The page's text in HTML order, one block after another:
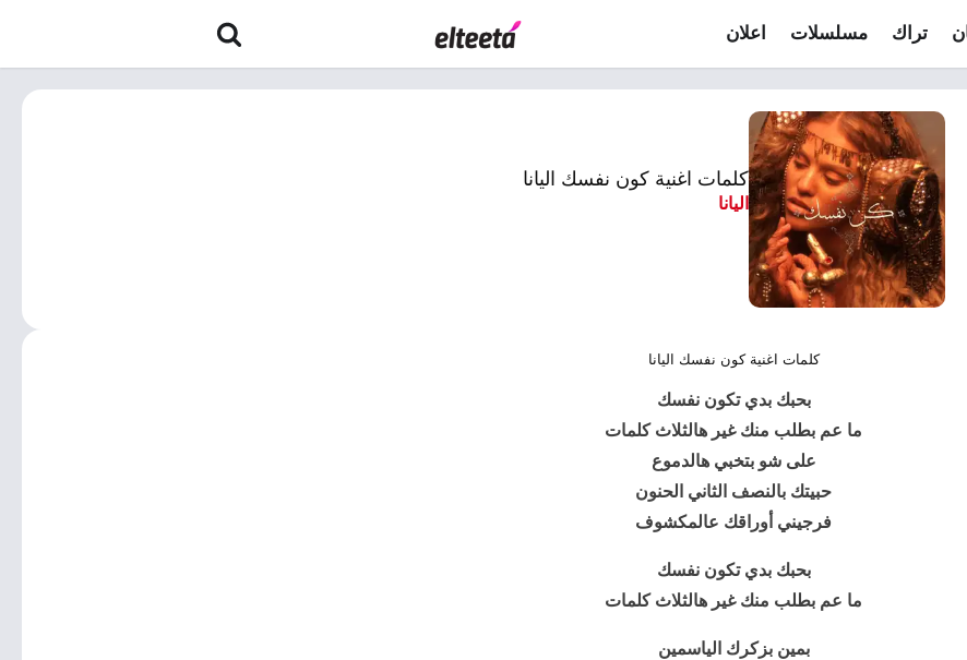
تراك مسلسلات اعلان
كلمات اغنية كون نفسك اليانا
اليانا
كلمات اغنية كون نفسك اليانا
بحبك بدي تكون نفسك
ما عم بطلب منك غير هالثلاث كلمات
على شو بتخبي هالدموع
حبيتك بالنصف الثاني الحنون
فرجيني أوراقك عالمكشوف
بحبك بدي تكون نفسك
ما عم بطلب منك غير هالثلاث كلمات
بمين بزكرك الياسمين